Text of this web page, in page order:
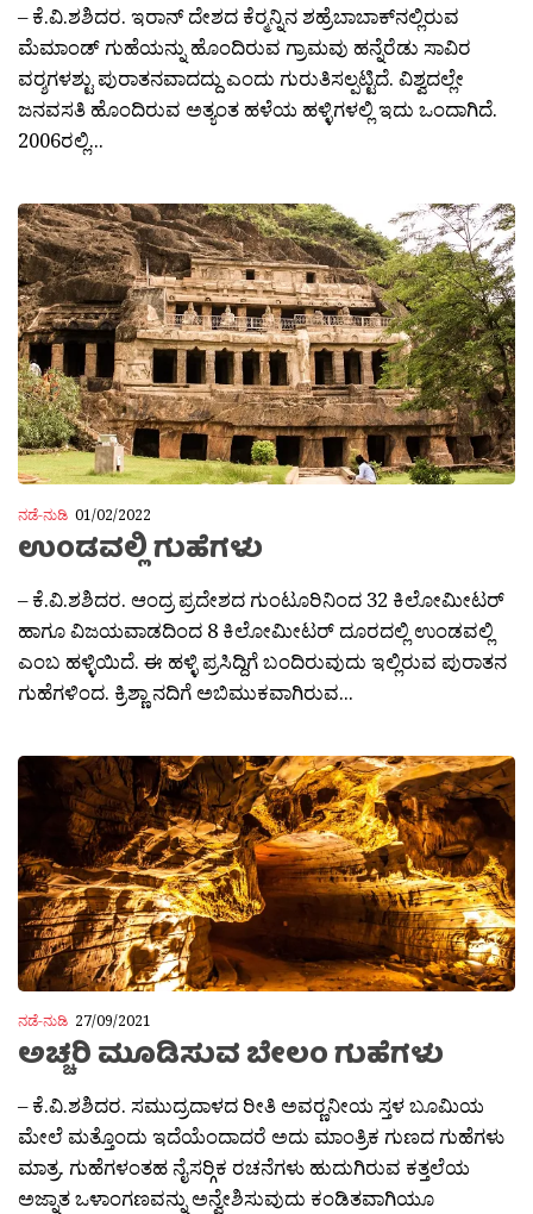
– ಕೆ.ವಿ.ಶಶಿದರ. ಇರಾನ್ ದೇಶದ ಕೆರ‍್ಮನ್ನಿನ ಶಹ್ರೆಬಾಬಾಕ್‍ನಲ್ಲಿರುವ
ಮೆಮಾಂಡ್ ಗುಹೆಯನ್ನು ಹೊಂದಿರುವ ಗ್ರಾಮವು ಹನ್ನೆರೆಡು ಸಾವಿರ
ವರ‍್ಶಗಳಶ್ಟು ಪುರಾತನವಾದದ್ದು ಎಂದು ಗುರುತಿಸಲ್ಪಟ್ಟಿದೆ. ವಿಶ್ವದಲ್ಲೇ
ಜನವಸತಿ ಹೊಂದಿರುವ ಅತ್ಯಂತ ಹಳೆಯ ಹಳ್ಳಿಗಳಲ್ಲಿ ಇದು ಒಂದಾಗಿದೆ.
2006ರಲ್ಲಿ...
ನಡೆ-ನುಡಿ 01/02/2022
ಉಂಡವಲ್ಲಿ ಗುಹೆಗಳು
– ಕೆ.ವಿ.ಶಶಿದರ. ಆಂದ್ರ ಪ್ರದೇಶದ ಗುಂಟೂರಿನಿಂದ 32 ಕಿಲೋಮೀಟರ್
ಹಾಗೂ ವಿಜಯವಾಡದಿಂದ 8 ಕಿಲೋಮೀಟರ್ ದೂರದಲ್ಲಿ ಉಂಡವಲ್ಲಿ
ಎಂಬ ಹಳ್ಳಿಯಿದೆ. ಈ ಹಳ್ಳಿ ಪ್ರಸಿದ್ದಿಗೆ ಬಂದಿರುವುದು ಇಲ್ಲಿರುವ ಪುರಾತನ
ಗುಹೆಗಳಿಂದ. ಕ್ರಿಶ್ಣಾ ನದಿಗೆ ಅಬಿಮುಕವಾಗಿರುವ...
ನಡೆ-ನುಡಿ 27/09/2021
ಅಚ್ಚರಿ ಮೂಡಿಸುವ ಬೇಲಂ ಗುಹೆಗಳು
– ಕೆ.ವಿ.ಶಶಿದರ. ಸಮುದ್ರದಾಳದ ರೀತಿ ಅವರ‍್ಣನೀಯ ಸ್ತಳ ಬೂಮಿಯ
ಮೇಲೆ ಮತ್ತೊಂದು ಇದೆಯೆಂದಾದರೆ ಅದು ಮಾಂತ್ರಿಕ ಗುಣದ ಗುಹೆಗಳು
ಮಾತ್ರ. ಗುಹೆಗಳಂತಹ ನೈಸರ‍್ಗಿಕ ರಚನೆಗಳು ಹುದುಗಿರುವ ಕತ್ತಲೆಯ
ಅಜ್ನಾತ ಒಳಾಂಗಣವನ್ನು ಅನ್ವೇಶಿಸುವುದು ಕಂಡಿತವಾಗಿಯೂ